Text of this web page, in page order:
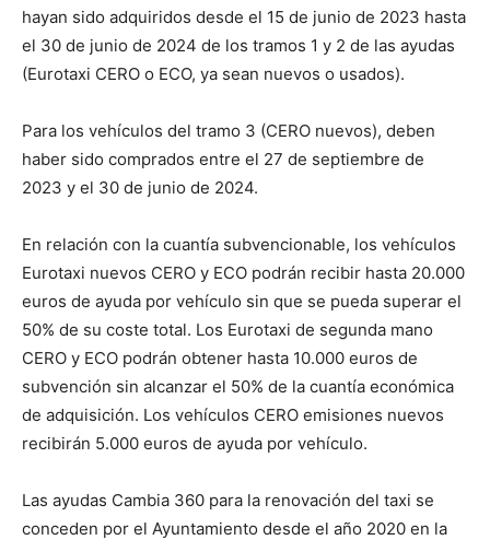
hayan sido adquiridos desde el 15 de junio de 2023 hasta
el 30 de junio de 2024 de los tramos 1 y 2 de las ayudas
(Eurotaxi CERO o ECO, ya sean nuevos o usados).
Para los vehículos del tramo 3 (CERO nuevos), deben
haber sido comprados entre el 27 de septiembre de
2023 y el 30 de junio de 2024.
En relación con la cuantía subvencionable, los vehículos
Eurotaxi nuevos CERO y ECO podrán recibir hasta 20.000
euros de ayuda por vehículo sin que se pueda superar el
50% de su coste total. Los Eurotaxi de segunda mano
CERO y ECO podrán obtener hasta 10.000 euros de
subvención sin alcanzar el 50% de la cuantía económica
de adquisición. Los vehículos CERO emisiones nuevos
recibirán 5.000 euros de ayuda por vehículo.
Las ayudas Cambia 360 para la renovación del taxi se
conceden por el Ayuntamiento desde el año 2020 en la